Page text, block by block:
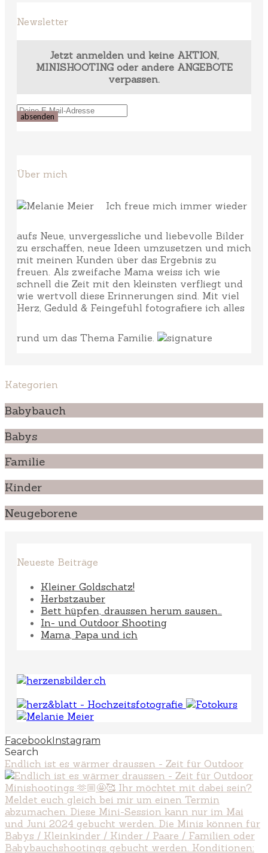
Newsletter
Jetzt anmelden und keine AKTION,
MINISHOOTING oder andere ANGEBOTE
verpassen.
Über mich
Ich freue mich immer wieder
aufs Neue, unvergessliche und liebevolle Bilder
zu erschaffen, neue Ideen umzusetzen und mich
mit meinen Kunden über das Ergebnis zu
freuen. Als zweifache Mama weiss ich wie
schnell die Zeit mit den kleinsten verfliegt und
wie wertvoll diese Erinnerungen sind. Mit viel
Herz, Geduld & Feingefühl fotografiere ich alles
rund um das Thema Familie.
Kategorien
Babybauch
Babys
Familie
Kinder
Neugeborene
Neueste Beiträge
Kleiner Goldschatz!
Herbstzauber
Bett hüpfen, draussen herum sausen…
In- und Outdoor Shooting
Mama, Papa und ich
FacebookInstagram
Search
Endlich ist es wärmer draussen - Zeit für Outdoor